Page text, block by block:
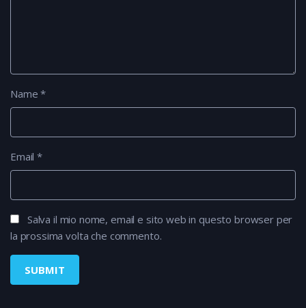
Name*
Email*
Salva il mio nome, email e sito web in questo browser per
la prossima volta che commento.